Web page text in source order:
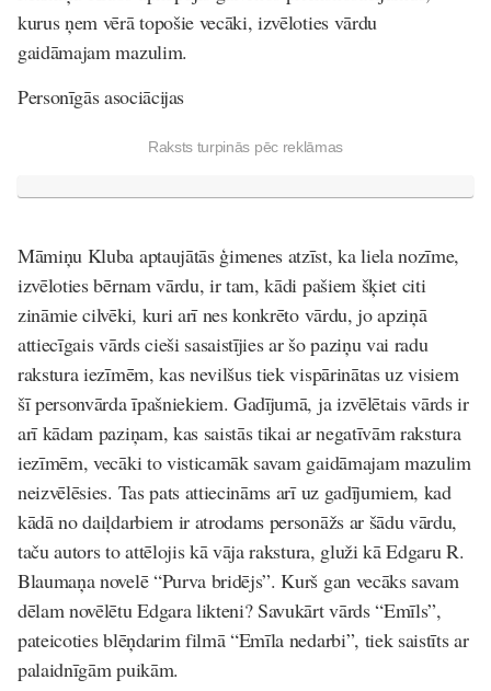
kurus ņem vērā topošie vecāki, izvēloties vārdu
gaidāmajam mazulim.
Personīgās asociācijas
Raksts turpinās pēc reklāmas
Māmiņu Kluba aptaujātās ģimenes atzīst, ka liela nozīme,
izvēloties bērnam vārdu, ir tam, kādi pašiem šķiet citi
zināmie cilvēki, kuri arī nes konkrēto vārdu, jo apziņā
attiecīgais vārds cieši sasaistījies ar šo paziņu vai radu
rakstura iezīmēm, kas nevilšus tiek vispārinātas uz visiem
šī personvārda īpašniekiem. Gadījumā, ja izvēlētais vārds ir
arī kādam paziņam, kas saistās tikai ar negatīvām rakstura
iezīmēm, vecāki to visticamāk savam gaidāmajam mazulim
neizvēlēsies. Tas pats attiecināms arī uz gadījumiem, kad
kādā no daiļdarbiem ir atrodams personāžs ar šādu vārdu,
taču autors to attēlojis kā vāja rakstura, gluži kā Edgaru R.
Blaumaņa novelē “Purva bridējs”. Kurš gan vecāks savam
dēlam novēlētu Edgara likteni? Savukārt vārds “Emīls”,
pateicoties blēņdarim filmā “Emīla nedarbi”, tiek saistīts ar
palaidnīgām puikām.